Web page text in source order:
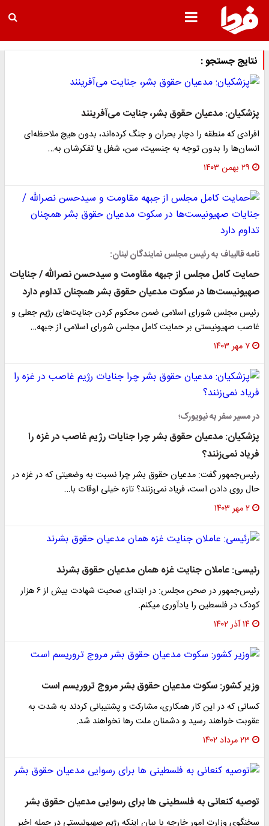
نتایج جستجو :
پزشکیان: مدعیان حقوق بشر، جنایت می‌آفرینند
افرادی که منطقه را دچار بحران و جنگ کرده‌اند، بدون هیچ ملاحظه‌ای
انسان‌ها را بدون توجه به جنسیت، سن، شغل یا تفکرشان به…
۲۹ بهمن ۱۴۰۳
نامه‌ قالیباف به رئیس مجلس نمایندگان لبنان:
حمایت کامل مجلس از جبهه مقاومت و سیدحسن نصرالله / جنایات
صهیونیست‌ها در سکوت مدعیان حقوق بشر همچنان تداوم دارد
رئیس مجلس شورای اسلامی ضمن محکوم کردن جنایت‌های رژیم جعلی و
غاصب صهیونیستی بر حمایت کامل مجلس شورای اسلامی از جبهه…
۷ مهر ۱۴۰۳
در مسیر سفر به نیویورک؛
پزشکیان: مدعیان حقوق بشر چرا جنایات رژیم غاصب در غزه را
فریاد نمی‌زنند؟
رئیس‌جمهور گفت: مدعیان حقوق بشر چرا نسبت به وضعیتی که در غزه در
حال روی دادن است، فریاد نمی‌زنند؟ تازه خیلی اوقات با…
۲ مهر ۱۴۰۳
رئیسی: عاملان جنایت غزه همان مدعیان حقوق بشرند
رئیس‌جمهور در صحن مجلس: در ابتدای صحبت شهادت بیش از ۶ هزار
کودک در فلسطین را یادآوری میکنم.
۱۴ آذر ۱۴۰۲
وزیر کشور: سکوت مدعیان حقوق بشر مروج تروریسم است
کسانی که در این کار همکاری، مشارکت و پشتیبانی کردند به شدت به
عقوبت خواهند رسید و دشمنان ملت رها نخواهند شد.
۲۳ مرداد ۱۴۰۲
توصیه کنعانی به فلسطینی ها برای رسوایی مدعیان حقوق بشر
سخنگوی وزارت امور خارجه با بیان اینکه رژیم صهیونیستی در حمله اخیر